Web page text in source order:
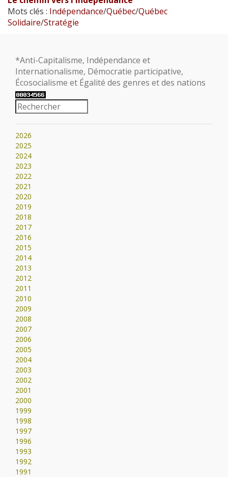
Mots clés : Indépendance/Québec/Québec
Solidaire/Stratégie
*Anti-Capitalisme, Indépendance et
Internationalisme, Démocratie participative,
Écosocialisme et Égalité des genres et des nations
2026
2025
2024
2023
2022
2021
2020
2019
2018
2017
2016
2015
2014
2013
2012
2011
2010
2009
2008
2007
2006
2005
2004
2003
2002
2001
2000
1999
1998
1997
1996
1993
1992
1991